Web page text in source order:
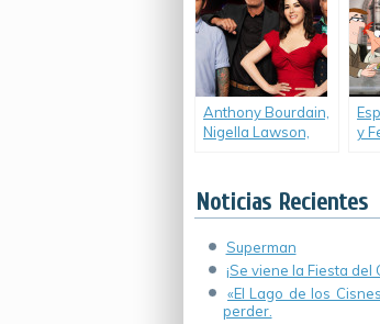
en
Anthony Bourdain,
Nigella Lawson,
llegan a FOX Life
con «The Taste».
y
Noticias Recientes
Superman
¡Se viene la Fiesta del
«El Lago de los
perder.